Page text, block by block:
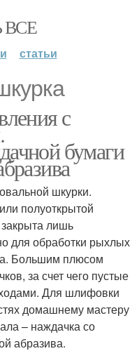
ВСЕ
статьи
с
бумаги
шкурки.
полуоткрытой
лишь
для обработки рыхлых
Большим плюсом
за счет чего пустые
Для шлифовки
домашнему мастеру
– наждачка со
абразива.